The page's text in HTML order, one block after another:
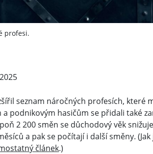
profesi.
seznam náročných profesích, které
a podnikovým hasičům se přidali také
2 200 směn se důchodový věk
a pak se počítají i další směny.
článek.)